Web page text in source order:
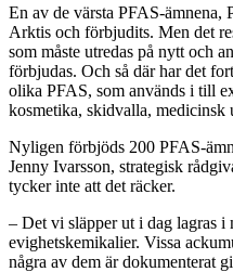
En av de värsta PFAS-ämnena,
Arktis och förbjudits. Men det
som måste utredas på nytt och
förbjudas. Och så där har det
olika PFAS, som används i till
kosmetika, skidvalla, medicinsk
Nyligen förbjöds 200 PFAS-
Jenny Ivarsson, strategisk
tycker inte att det räcker.
– Det vi släpper ut i dag lagras
evighetskemikalier. Vissa
några av dem är dokumenterat